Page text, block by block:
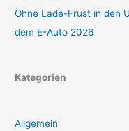
Ohne Lade-Frust in den
dem E-Auto 2026
Kategorien
Allgemein